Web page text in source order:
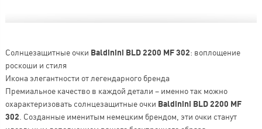
Солнцезащитные очки Baldinini BLD 2200 MF 302: воплощение
роскоши и стиля
Икона элегантности от легендарного бренда
Премиальное качество в каждой детали – именно так можно
охарактеризовать солнцезащитные очки Baldinini BLD 2200 MF
302 . Созданные именитым немецким брендом, эти очки станут